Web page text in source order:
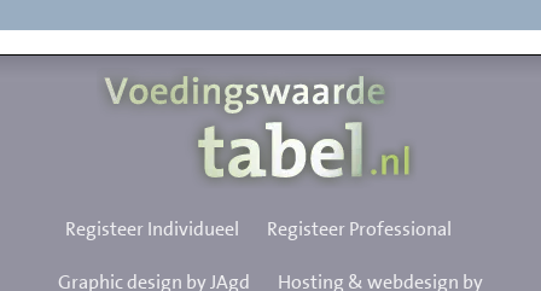
Registeer Individueel Registeer Professional
Graphic design by JAgd Hosting & webdesign by